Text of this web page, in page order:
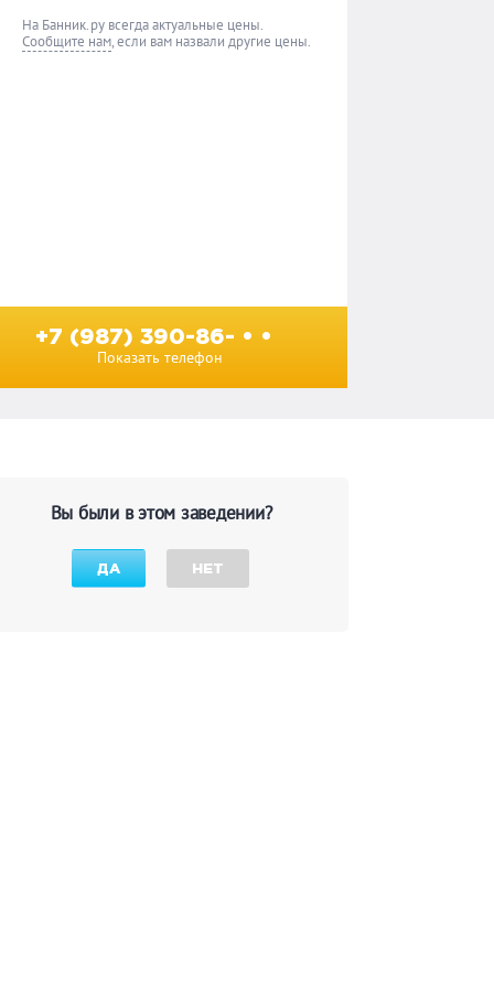
На Банник.ру всегда актуальные цены.
Сообщите нам, если вам назвали другие цены.
+7 (987) 390-86- • •
Показать телефон
Вы были в этом заведении?
ДА НЕТ